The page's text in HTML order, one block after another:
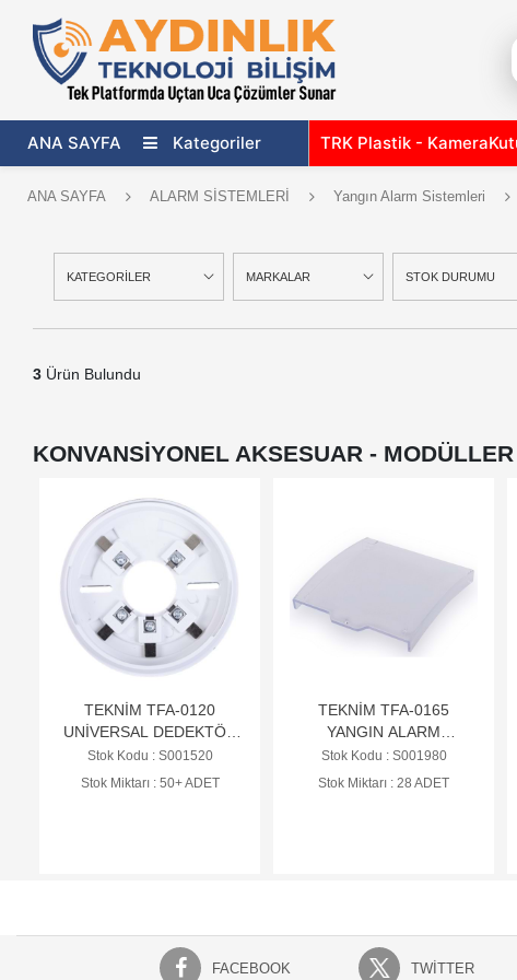
ANA SAYFA Kategoriler TRK Plastik -
ANA SAYFA ALARM SİSTEMLERİ Yangın Alarm Sistemleri
KATEGORİLER MARKALAR STOK DURUMU
3 Ürün Bulundu
KONVANSİYONEL AKSESUAR - MODÜLLER
TEKNİM TFA-0120
UNİVERSAL DEDEKTÖR
TABANI
Stok Kodu : S001520
Stok Miktarı : 50+ ADET
TEKNİM TFA-0165
YANGIN ALARM
BUTONLARI İÇİN
PLASTİK KAPAK
Stok Kodu : S001980
Stok Miktarı : 28 ADET
FACEBOOK TWITTER